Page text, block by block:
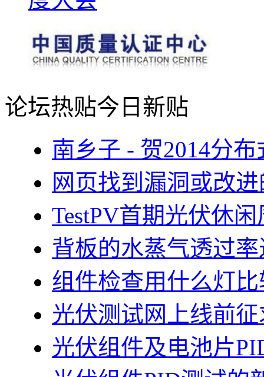
论坛热贴今日新贴
南乡子 - 贺2014分
网页找到漏洞或改
TestPV首期光伏休
背板的水蒸气透过
组件检查用什么灯
光伏测试网上线前
光伏组件及电池片